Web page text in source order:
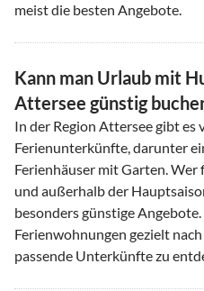
meist die besten Angebote.
Kann man Urlaub mit
Attersee günstig
In der Region Attersee gibt es
Ferienunterkünfte, darunter
Ferienhäuser mit Garten. Wer
und außerhalb der
besonders günstige
Ferienwohnungen gezielt
passende Unterkünfte zu